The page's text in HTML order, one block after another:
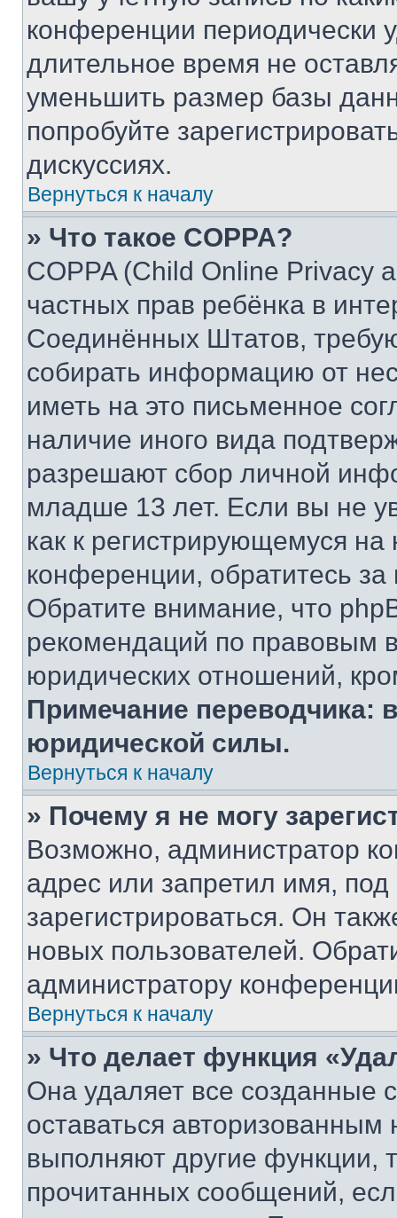
конференции периодически
длительное время не
уменьшить размер базы
попробуйте
дискуссиях.
Вернуться к началу
» Что такое COPPA?
COPPA (Child Online Privacy
частных прав ребёнка в
Соединённых Штатов,
собирать информацию от
иметь на это письменное
наличие иного вида
разрешают сбор личной
младше 13 лет. Если вы не
как к регистрирующемуся
конференции, обратитесь
Обратите внимание, что
рекомендаций по правовым
юридических отношений,
Примечание переводчика:
юридической силы.
Вернуться к началу
» Почему я не могу
Возможно, администратор
адрес или запретил имя,
зарегистрироваться. Он
новых пользователей.
администратору
Вернуться к началу
» Что делает функция
Она удаляет все созданные
оставаться
выполняют другие функции,
прочитанных сообщений,